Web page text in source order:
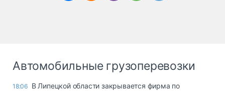
Автомобильные грузоперевозки
18:06 В Липецкой области закрывается фирма по